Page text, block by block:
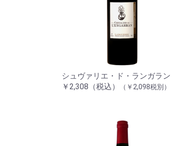
シュヴァリエ・ド・ランガラン
￥2,308（税込）
（￥2,098税別）